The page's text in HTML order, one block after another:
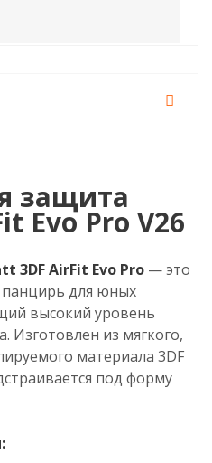
защита
Evo Pro V26
3DF AirFit Evo Pro — это
для юных
высокий уровень
Изготовлен из мягкого,
материала 3DF
под форму